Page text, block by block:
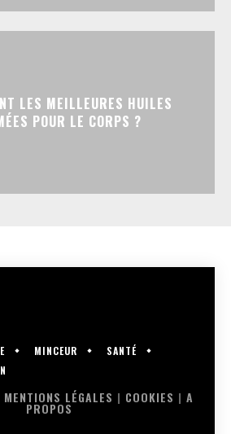
LES MEILLEURES HUILES
POUR LE CORPS ?
MINCEUR
SANTÉ
MENTIONS LÉGALES | COOKIES | A
PROPOS